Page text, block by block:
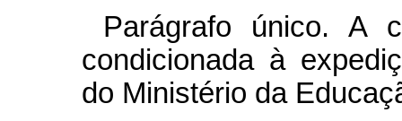
Parágrafo único. A
condicionada à
do Ministério da